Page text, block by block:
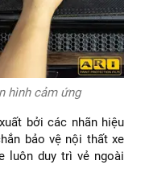
hình cảm ứng
bởi các nhãn hiệu
bảo vệ nội thất xe
luôn duy trì vẻ ngoài